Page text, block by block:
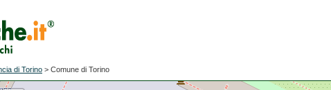
di Torino > Comune di Torino